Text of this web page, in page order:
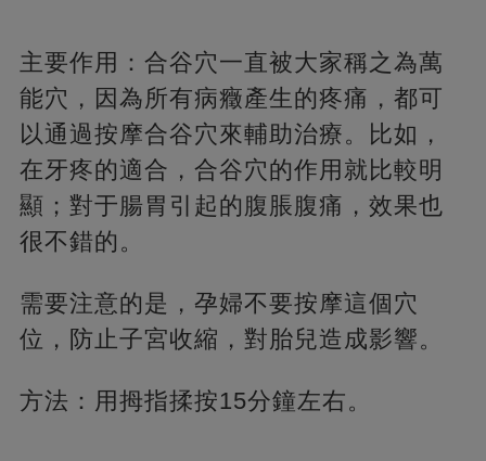
主要作用：合谷穴一直被大家稱之為萬
能穴，因為所有病癥產生的疼痛，都可
以通過按摩合谷穴來輔助治療。比如，
在牙疼的適合，合谷穴的作用就比較明
顯；對于腸胃引起的腹脹腹痛，效果也
很不錯的。
需要注意的是，孕婦不要按摩這個穴
位，防止子宮收縮，對胎兒造成影響。
方法：用拇指揉按15分鐘左右。